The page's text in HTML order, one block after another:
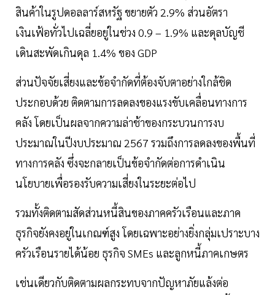
สินค้าในรูปดอลลาร์สหรัฐ ขยายตัว 2.9% ส่วนอัตรา
เงินเฟ้อทั่วไปเฉลี่ยอยู่ในช่วง 0.9 – 1.9% และดุลบัญชี
เดินสะพัดเกินดุล 1.4% ของ GDP
ส่วนปัจจัยเสี่ยงและข้อจำกัดที่ต้องจับตาอย่างใกล้ชิด
ประกอบด้วย ติดตามการลดลงของแรงขับเคลื่อนทางการ
คลัง โดยเป็นผลจากความล่าช้าของกระบวนการงบ
ประมาณในปีงบประมาณ 2567 รวมถึงการลดลงของพื้นที่
ทางการคลัง ซึ่งจะกลายเป็นข้อจำกัดต่อการดำเนิน
นโยบายเพื่อรองรับความเสี่ยงในระยะต่อไป
รวมทั้งติดตามสัดส่วนหนี้สินของภาคครัวเรือนและภาค
ธุรกิจยังคงอยู่ในเกณฑ์สูง โดยเฉพาะอย่างยิ่งกลุ่มเปราะบาง
ครัวเรือนรายได้น้อย ธุรกิจ SMEs และลูกหนี้ภาคเกษตร
เช่นเดียวกับติดตามผลกระทบจากปัญหาภัยแล้งต่อ